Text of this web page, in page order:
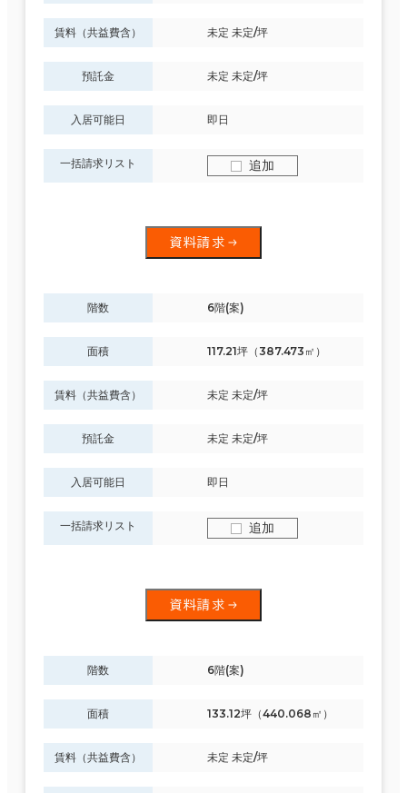
賃料（共益費含） 未定 未定/坪
預託金 未定 未定/坪
入居可能日 即日
一括請求リスト 追加
資料請求
階数 6階(案)
面積 117.21坪（387.473㎡）
賃料（共益費含） 未定 未定/坪
預託金 未定 未定/坪
入居可能日 即日
一括請求リスト 追加
資料請求
階数 6階(案)
面積 133.12坪（440.068㎡）
賃料（共益費含） 未定 未定/坪